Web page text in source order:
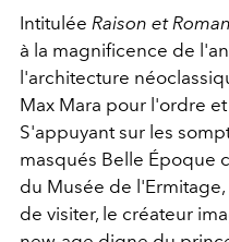
Intitulée Raison et
à la magnificence de
l'architecture
Max Mara pour l'ordre
S'appuyant sur les
masqués Belle Époque
du Musée de
de visiter, le créateur